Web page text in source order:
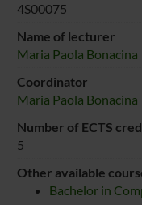
4S00075
Name of lecturer
Maria Paola Bonacina
Coordinator
Maria Paola Bonacina
Number of ECTS
5
Other available
Bachelor in